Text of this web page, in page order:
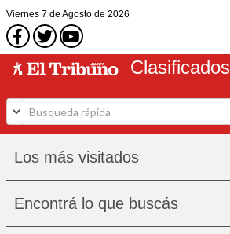
Viernes 7 de Agostode 2026
Clasificados
Los más visitados
Encontrá lo que buscás